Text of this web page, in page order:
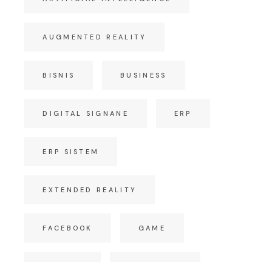
AUGMENTED REALITY
BISNIS BUSINESS
DIGITAL SIGNANE ERP
ERP SISTEM
EXTENDED REALITY
FACEBOOK GAME